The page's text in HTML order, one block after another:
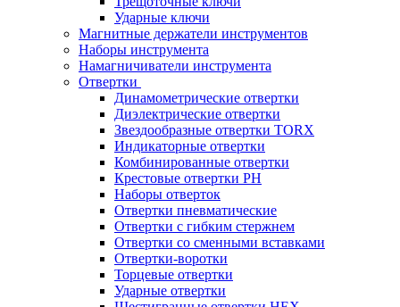
Ударные ключи
Магнитные держатели инструментов
Наборы инструмента
Намагничиватели инструмента
Отвертки
Динамометрические отвертки
Диэлектрические отвертки
Звездообразные отвертки TORX
Индикаторные отвертки
Комбинированные отвертки
Крестовые отвертки PH
Наборы отверток
Отвертки пневматические
Отвертки с гибким стержнем
Отвертки со сменными вставками
Отвертки-воротки
Торцевые отвертки
Ударные отвертки